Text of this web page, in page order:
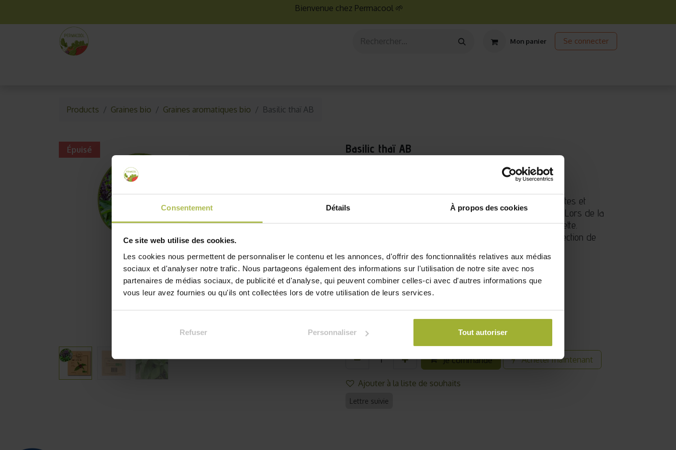
Consentement Détails À propos des cookies
Ce site web utilise des cookies.
Les cookies nous permettent de personnaliser le contenu et les annonces, d'offrir des fonctionnalités relatives aux médias
sociaux et d'analyser notre trafic. Nous partageons également des informations sur l'utilisation de notre site avec nos
partenaires de médias sociaux, de publicité et d'analyse, qui peuvent combiner celles-ci avec d'autres informations que
vous leur avez fournies ou qu'ils ont collectées lors de votre utilisation de leurs services.
Refuser Personnaliser Tout autoriser
Bienvenue chez Permacool 🌱
Mon panier Se connecter
Products Graines bio Graines aromatiques bio Basilic thaï AB
Épuisé Basilic thaï AB
(1 avis)
Expédition en 24h (jours ouvrés) / Retour jusqu'à 14 jours
Le basilic thaï est originaire de Thaïlande. Ses feuilles vertes et
pointues ont un parfum de basilic citronnétrès agréable. Lors de la
montée à graine, les fleurs prennent une jolie couleur violette.
Retrouvez nos autres variétés de basilic parmi notre sélection de
Nombre de graines / sachet : 100
Graines certifiées AB
Période de semis : février à juin
2,75 €
Je commande Acheter maintenant
Ajouter à la liste de souhaits
Lettre suivie